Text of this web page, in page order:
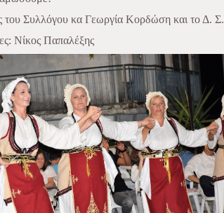
του Συλλόγου κα Γεωργία Κορδώση και το Δ. Σ.
Νίκος Παπαλέξης